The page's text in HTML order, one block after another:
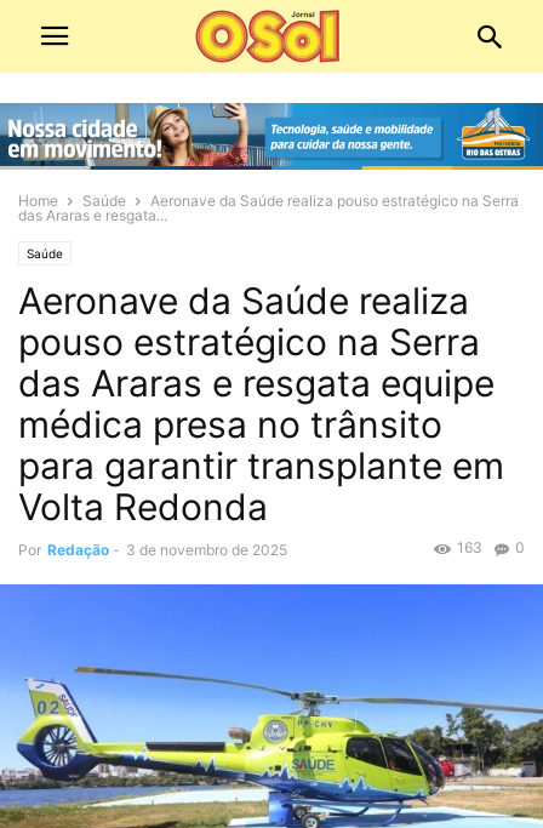
Home Saúde
Aeronave da Saúde realiza pouso estratégico na Serra
das Araras e resgata...
Saúde
Aeronave da Saúde realiza
pouso estratégico na Serra
das Araras e resgata equipe
médica presa no trânsito
para garantir transplante em
Volta Redonda
Por Redação - 3 de novembro de 2025 0
163